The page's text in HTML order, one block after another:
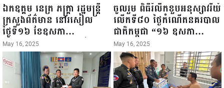
ឯកឧត្តម នេត្រ ភក្ត្រា រដ្ឋមន្ត្រី
ក្រសួងព័ត៌មាន នៅរសៀល
ថ្ងៃទី១៦ ខែឧសភា
ឆ្នាំ២០២៥នេះ បានអញ្ជើញចុះ
ធ្វើជំរឿនថ្នាក់ដឹកនាំមន្ត្រីរាជ
ការស៉ីវិល នៃក្រសួងព័ត៌មាន...
May 16, 2025
ចូលរួម ពិធីរំលឹកខួបអនុស្សាវរីយ៍
លើកទី៨០ ថ្ងៃកំណើតនគរបាល
ជាតិកម្ពុជា “១៦ ឧសភា
១៩៤៥ ~ ១៦ ឧសភា
២០២៥”...
May 16, 2025